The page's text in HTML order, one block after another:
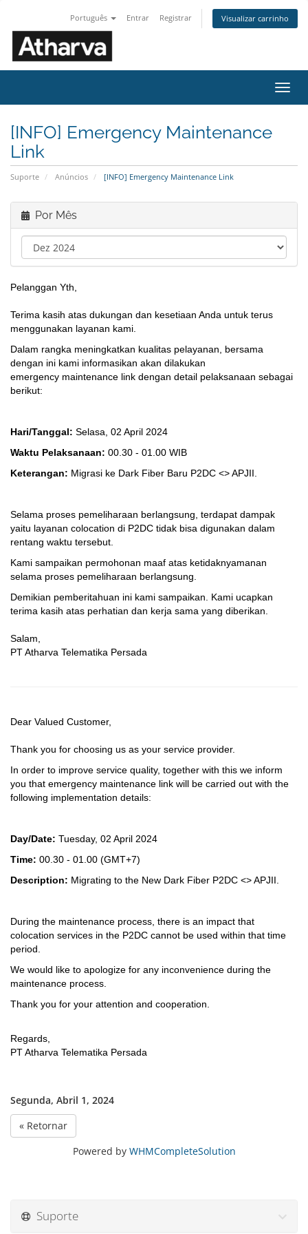
Português Entrar Registrar Visualizar carrinho
[INFO] Emergency Maintenance
Link
Suporte Anúncios [INFO] Emergency Maintenance Link
Por Mês
Pelanggan Yth,
Terima kasih atas dukungan dan kesetiaan Anda untuk terus
menggunakan layanan kami.
Dalam rangka meningkatkan kualitas pelayanan, bersama
dengan ini kami informasikan akan dilakukan
emergency maintenance link dengan detail pelaksanaan sebagai
berikut:
Hari/Tanggal: Selasa, 02 April 2024
Waktu Pelaksanaan: 00.30 - 01.00 WIB
Keterangan: Migrasi ke Dark Fiber Baru P2DC <> APJII.
Selama proses pemeliharaan berlangsung, terdapat dampak
yaitu layanan colocation di P2DC tidak bisa digunakan dalam
rentang waktu tersebut.
Kami sampaikan permohonan maaf atas ketidaknyamanan
selama proses pemeliharaan berlangsung.
Demikian pemberitahuan ini kami sampaikan. Kami ucapkan
terima kasih atas perhatian dan kerja sama yang diberikan.
Salam,
PT Atharva Telematika Persada
Dear Valued Customer,
Thank you for choosing us as your service provider.
In order to improve service quality, together with this we inform
you that emergency maintenance link will be carried out with the
following implementation details:
Day/Date: Tuesday, 02 April 2024
Time: 00.30 - 01.00 (GMT+7)
Description: Migrating to the New Dark Fiber P2DC <> APJII.
During the maintenance process, there is an impact that
colocation services in the P2DC cannot be used within that time
period.
We would like to apologize for any inconvenience during the
maintenance process.
Thank you for your attention and cooperation.
Regards,
PT Atharva Telematika Persada
Segunda, Abril 1, 2024
« Retornar
Powered by WHMCompleteSolution
Suporte